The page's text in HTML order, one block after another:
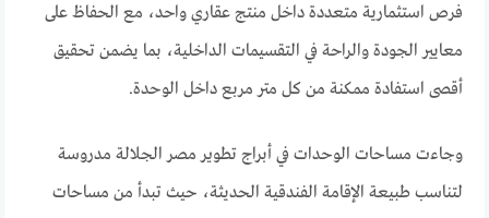
فرص استثمارية متعددة داخل منتج عقاري واحد، مع الحفاظ على
معايير الجودة والراحة في التقسيمات الداخلية، بما يضمن تحقيق
أقصى استفادة ممكنة من كل متر مربع داخل الوحدة.
وجاءت مساحات الوحدات في أبراج تطوير مصر الجلالة مدروسة
لتناسب طبيعة الإقامة الفندقية الحديثة، حيث تبدأ من مساحات